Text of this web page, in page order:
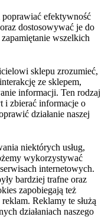
efektywność
dostosowywać je do
wszelkich
sklepu zrozumieć,
ze sklepem,
informacji. Ten rodzaj
i zbierać informacje o
działanie naszej
niektórych usług,
wykorzystywać
internetowych.
bardziej trafne oraz
zapobiegają też
Reklamy te służą
działaniach naszego